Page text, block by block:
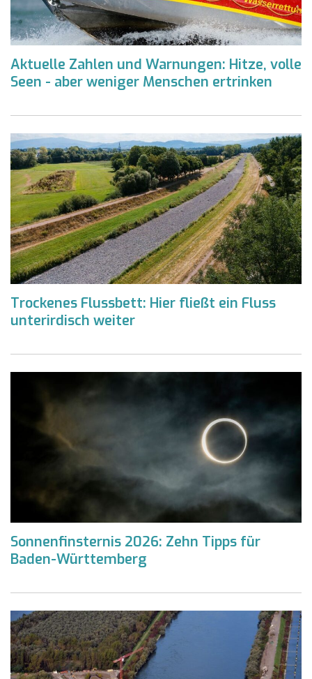
Aktuelle Zahlen und Warnungen: Hitze, volle
Seen - aber weniger Menschen ertrinken
Trockenes Flussbett: Hier fließt ein Fluss
unterirdisch weiter
Sonnenfinsternis 2026: Zehn Tipps für
Baden-Württemberg